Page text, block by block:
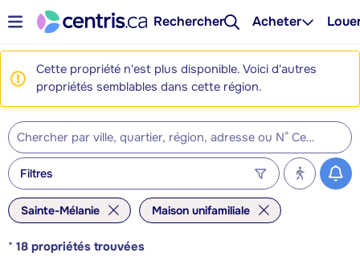
Rechercher Acheter
Cette propriété n'est plus disponible. Voici d'autres
propriétés semblables dans cette région.
Filtres
Sainte-Mélanie Maison unifamiliale
* 18 propriétés trouvées